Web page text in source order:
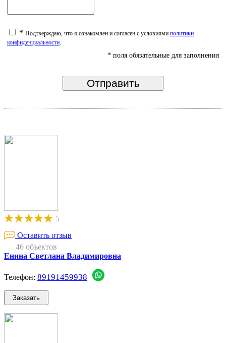
* Подтверждаю, что я ознакомлен и согласен с условиями политики
конфиденциальности
* поля обязательные для заполнения
5
Оставить отзыв
46 объектов
Енина Светлана Владимировна
Телефон: 89191459938